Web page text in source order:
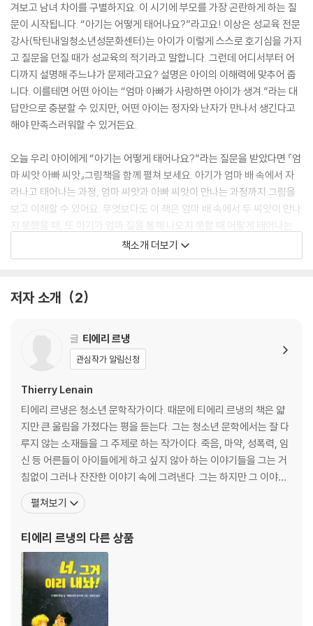
겨보고 남녀 차이를 구별하지요. 이 시기에 부모를 가장 곤란하게 하는 질
문이 시작됩니다. “아기는 어떻게 태어나요?”라고요! 이상은 성교육 전문
강사(탁틴내일청소년성문화센터)는 아이가 이렇게 스스로 호기심을 가지
고 질문을 던질 때가 성교육의 적기라고 말합니다. 그런데 어디서부터 어
디까지 설명해 주느냐가 문제라고요? 설명은 아이의 이해력에 맞추어 줍
니다. 이를테면 어떤 아이는 “엄마 아빠가 사랑하면 아이가 생겨.”라는 대
답만으로 충분할 수 있지만, 어떤 아이는 정자와 난자가 만나서 생긴다고
해야 만족스러워할 수 있거든요.
오늘 우리 아이에게 “아기는 어떻게 태어나요?”라는 질문을 받았다면 『엄
마 씨앗 아빠 씨앗』그림책을 함께 펼쳐 보세요. 아기가 엄마 배 속에서 자
라나고 태어나는 과정, 엄마 씨앗과 아빠 씨앗이 만나는 과정까지 그림을
보고 이해할 수 있어요. 무엇보다도 이 책은 엄마 배 속에서 두 씨앗이 만나
지 못했을 때, 또 아기가 엄마 질을 통해 나오지 못할 때 어떻게 태어나는
지, 인공 수정과 제왕 절개 이야기까지 빠짐없이 담았어요. 인공 수정이나
제왕 절개로 태어난 아이들 또한 소외되지 않고, 자신의 탄생 이야기를 알
한다는 좋은 신호라고 합니다. 우리 아이의 질문에 당황하여 섣불리 돌려
말하거나 피하지 말고, 『엄마 씨앗 아빠 씨앗』그림책과 함께 쉽고 정확하
발판이 되어 줄 거예요.
책소개 더보기
저자 소개 2
글 티에리 르냉
관심작가 알림신청
Thierry Lenain
티에리 르냉은 청소년 문학작가이다. 때문에 티에리 르냉의 책은 얇
지만 큰 울림을 가졌다는 평을 듣는다. 그는 청소년 문학에서는 잘 다
루지 않는 소재들을 그 주제로 하는 작가이다. 죽음, 마약, 성폭력, 임
신 등 어른들이 아이들에게 하고 싶지 않아 하는 이야기들을 그는 거
침없이 그러나 잔잔한 이야기 속에 그려낸다. 그는 하지만 그 이야기
들로 아이들이 그런 이슈들에 대해 가졌으면 하는 건강한 생각들을
이끌어낸다. 마약을 다룬 <악마와의 계약>은 불안한 청소년의 행동
는 메세지를 전하고 있으며, <별빛을 타고 온 아
펼쳐보기
티에리 르냉의 다른 상품